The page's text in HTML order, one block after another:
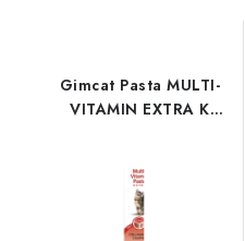
Gimcat Pasta MULTI-
VITAMIN EXTRA K